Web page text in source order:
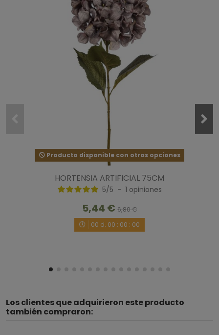
Producto disponible con otras opciones
HORTENSIA ARTIFICIAL 75CM
5/5 - 1 opiniones
5,44 € 6,80 €
00 d. 00 : 00 : 00
Los clientes que adquirieron este producto
también compraron: